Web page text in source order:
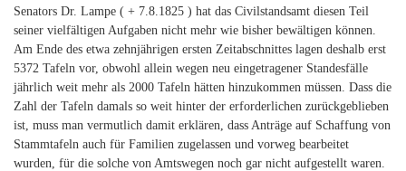
Senators Dr. Lampe ( + 7.8.1825 ) hat das Civilstandsamt diesen Teil
seiner vielfältigen Aufgaben nicht mehr wie bisher bewältigen können.
Am Ende des etwa zehnjährigen ersten Zeitabschnittes lagen deshalb erst
5372 Tafeln vor, obwohl allein wegen neu eingetragener Standesfälle
jährlich weit mehr als 2000 Tafeln hätten hinzukommen müssen. Dass die
Zahl der Tafeln damals so weit hinter der erforderlichen zurückgeblieben
ist, muss man vermutlich damit erklären, dass Anträge auf Schaffung von
Stammtafeln auch für Familien zugelassen und vorweg bearbeitet
wurden, für die solche von Amtswegen noch gar nicht aufgestellt waren.